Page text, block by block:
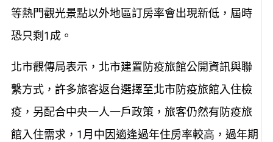
等熱門觀光景點以外地區訂房率會出現新低，屆時
恐只剩1成。
北市觀傳局表示，北市建置防疫旅館公開資訊與聯
繫方式，許多旅客返台選擇至北市防疫旅館入住檢
疫，另配合中央一人一戶政策，旅客仍然有防疫旅
館入住需求，1月中因適逢過年住房率較高，過年期